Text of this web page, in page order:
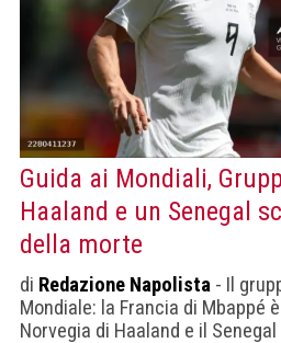
Guida ai Mondiali,
Haaland e un Senegal
della morte
di Redazione Napolista - Il
Mondiale: la Francia di Mbappé
Norvegia di Haaland e il